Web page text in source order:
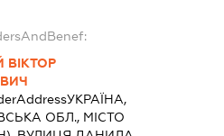
ВІКТОР
УКРАЇНА,
ОБЛ., МІСТО